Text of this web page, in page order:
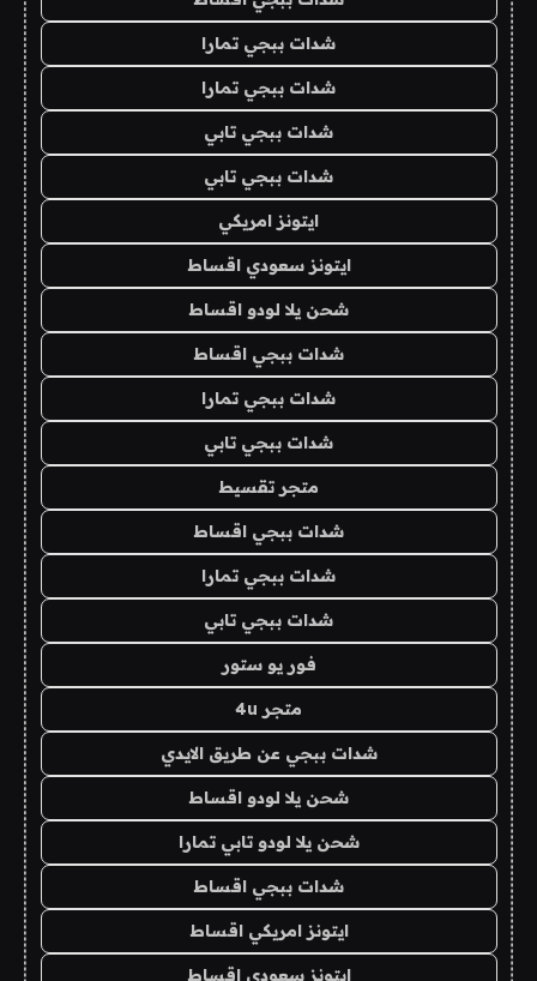
شدات ببجي تمارا
شدات ببجي تمارا
شدات ببجي تابي
شدات ببجي تابي
ايتونز امريكي
ايتونز سعودي اقساط
شحن يلا لودو اقساط
شدات ببجي اقساط
شدات ببجي تمارا
شدات ببجي تابي
متجر تقسيط
شدات ببجي اقساط
شدات ببجي تمارا
شدات ببجي تابي
فور يو ستور
متجر 4u
شدات ببجي عن طريق الايدي
شحن يلا لودو اقساط
شحن يلا لودو تابي تمارا
شدات ببجي اقساط
ايتونز امريكي اقساط
ايتونز سعودي اقساط